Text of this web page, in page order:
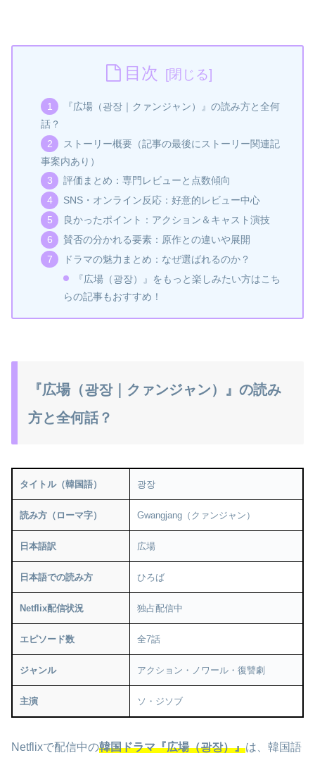
目次
『広場（광장｜クァンジャン）』の読み方と全何
話？
ストーリー概要（記事の最後にストーリー関連記
事案内あり）
評価まとめ：専門レビューと点数傾向
SNS・オンライン反応：好意的レビュー中心
良かったポイント：アクション＆キャスト演技
賛否の分かれる要素：原作との違いや展開
ドラマの魅力まとめ：なぜ選ばれるのか？
『広場（광장）』をもっと楽しみたい方はこち
らの記事もおすすめ！
『広場（광장｜クァンジャン）』の読み
方と全何話？
タイトル（韓国語） 광장
読み方（ローマ字） Gwangjang（クァンジャン）
日本語訳 広場
日本語での読み方 ひろば
Netflix配信状況 独占配信中
エピソード数 全7話
ジャンル アクション・ノワール・復讐劇
主演 ソ・ジソブ
Netflixで配信中の韓国ドラマ『広場（광장）』は、韓国語